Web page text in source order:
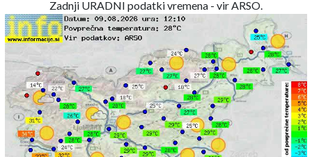
Zadnji URADNI podatki vremena - vir ARSO.